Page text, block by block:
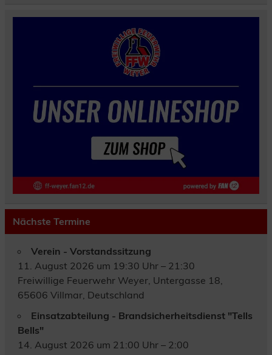
Nächste Termine
Verein - Vorstandssitzung
11. August 2026 um 19:30 Uhr – 21:30
Freiwillige Feuerwehr Weyer, Untergasse 18,
65606 Villmar, Deutschland
Einsatzabteilung - Brandsicherheitsdienst "Tells
Bells"
14. August 2026 um 21:00 Uhr – 2:00